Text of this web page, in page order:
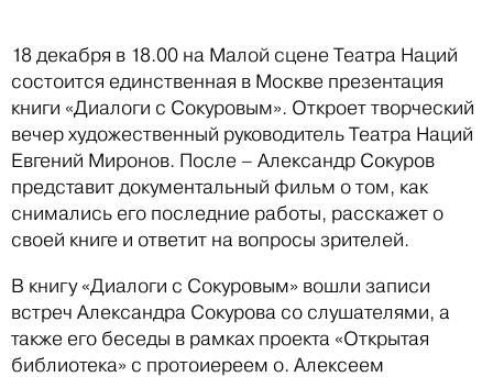
18 декабря в 18.00 на Малой сцене Театра Наций
состоится единственная в Москве презентация
книги «Диалоги с Сокуровым». Откроет творческий
вечер художественный руководитель Театра Наций
Евгений Миронов. После – Александр Сокуров
представит документальный фильм о том, как
снимались его последние работы, расскажет о
своей книге и ответит на вопросы зрителей.
В книгу «Диалоги с Сокуровым» вошли записи
встреч Александра Сокурова со слушателями, а
также его беседы в рамках проекта «Открытая
библиотека» с протоиереем о. Алексеем